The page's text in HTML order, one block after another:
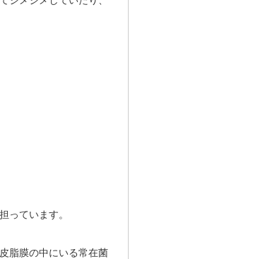
っています。
脂膜の中にいる常在菌